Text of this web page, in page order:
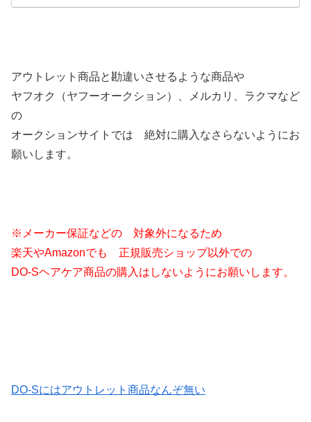
アウトレット商品と勘違いさせるような商品や
ヤフオク（ヤフーオークション）、メルカリ、ラクマなど
の
オークションサイトでは 絶対に購入なさらないようにお
願いします。
※メーカー保証などの 対象外になるため
楽天やAmazonでも 正規販売ショップ以外での
DO-Sヘアケア商品の購入はしないようにお願いします。
DO-Sにはアウトレット商品なんぞ無い